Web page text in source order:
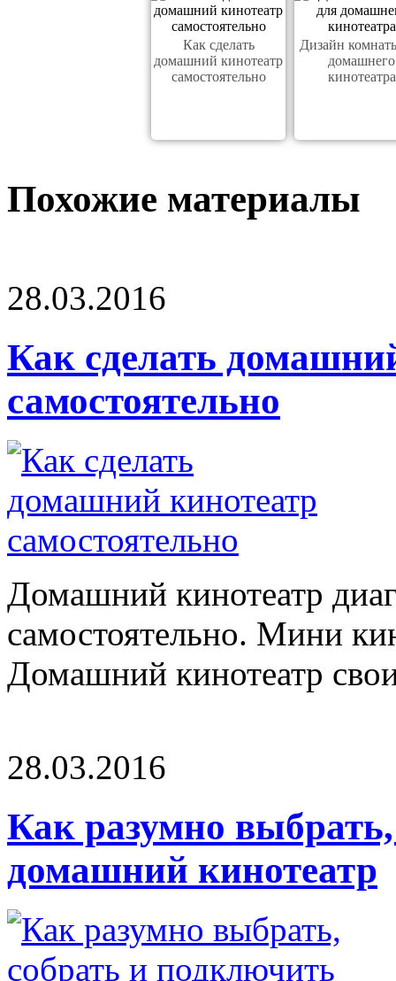
Как сделать
домашний кинотеатр
самостоятельно
Дизайн
домашнего
кинотеатра
Похожие материалы
28.03.2016
Как сделать
самостоятельно
Домашний кинотеатр
самостоятельно. Мини
Домашний кинотеатр
28.03.2016
Как разумно
домашний кинотеатр